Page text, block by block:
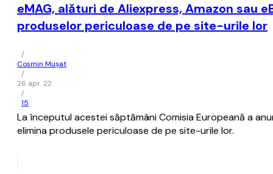
eMAG, alături de Aliexpress, Amazon sau
produselor periculoase de pe site-urile lor
/
Cosmin Mușat
/
26 apr. 22
/
15
La începutul acestei săptămâni Comisia Europeană a
elimina produsele periculoase de pe site-urile lor.